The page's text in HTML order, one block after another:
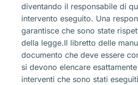
diventando il responsabile di
intervento eseguito. Una
garantisce che sono state
della legge.Il libretto delle
documento che deve essere
si devono elencare
interventi che sono stati